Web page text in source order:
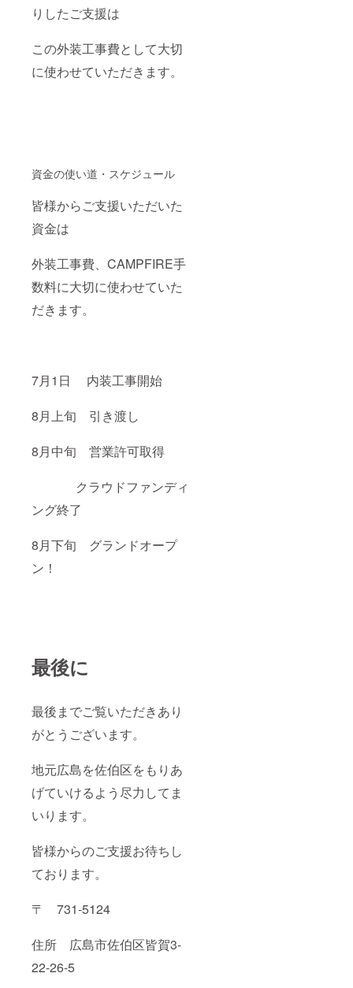
りしたご支援は
この外装工事費として大切
に使わせていただきます。
資金の使い道・スケジュール
皆様からご支援いただいた
資金は
外装工事費、CAMPFIRE手
数料に大切に使わせていた
だきます。
7月1日 内装工事開始
8月上旬 引き渡し
8月中旬 営業許可取得
クラウドファンディ
ング終了
8月下旬 グランドオープ
ン！
最後に
最後までご覧いただきあり
がとうございます。
地元広島を佐伯区をもりあ
げていけるよう尽力してま
いります。
皆様からのご支援お待ちし
ております。
〒 731-5124
住所 広島市佐伯区皆賀3-
22-26-5